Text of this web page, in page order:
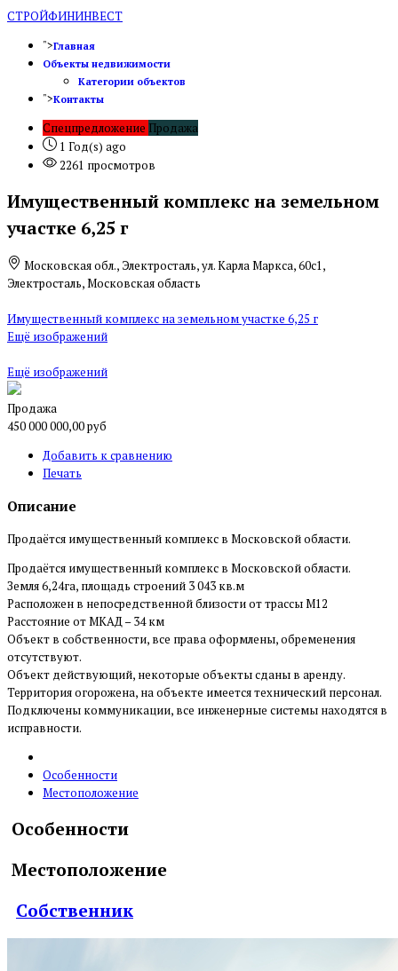
СТРОЙФИНИНВЕСТ
">Главная
Объекты недвижимости
Категории объектов
">Контакты
Спецпредложение Продажа
1 Год(s) ago
2261 просмотров
Имущественный комплекс на земельном
участке 6,25 г
Московская обл., Электросталь, ул. Карла Маркса, 60с1,
Электросталь, Московская область
Имущественный комплекс на земельном участке 6,25 г
Ещё изображений
Ещё изображений
Продажа
450 000 000,00 руб
Добавить к сравнению
Печать
Описание
Продаётся имущественный комплекс в Московской области.
Продаётся имущественный комплекс в Московской области.
Земля 6,24га, площадь строений 3 043 кв.м
Расположен в непосредственной близости от трассы М12
Расстояние от МКАД – 34 км
Объект в собственности, все права оформлены, обременения
отсутствуют.
Объект действующий, некоторые объекты сданы в аренду.
Территория огорожена, на объекте имеется технический персонал.
Подключены коммуникации, все инженерные системы находятся в
исправности.
Особенности
Местоположение
Особенности
Местоположение
Собственник